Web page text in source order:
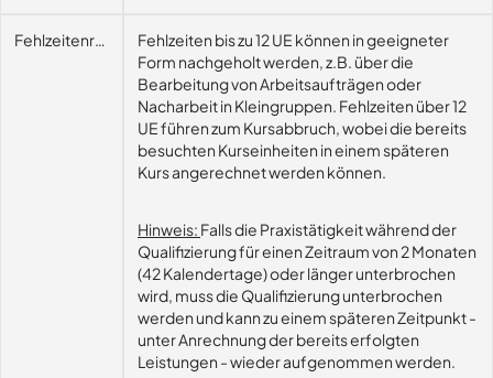
FehlzeitenregelungFehlzeiten bis zu 12 UE können in geeigneter
Form nachgeholt werden, z.B. über die
Bearbeitung von Arbeitsaufträgen oder
Nacharbeit in Kleingruppen. Fehlzeiten über 12
UE führen zum Kursabbruch, wobei die bereits
besuchten Kurseinheiten in einem späteren
Kurs angerechnet werden können.
Hinweis: Falls die Praxistätigkeit während der
Qualifizierung für einen Zeitraum von 2 Monaten
(42 Kalendertage) oder länger unterbrochen
wird, muss die Qualifizierung unterbrochen
werden und kann zu einem späteren Zeitpunkt -
unter Anrechnung der bereits erfolgten
Leistungen - wieder aufgenommen werden.